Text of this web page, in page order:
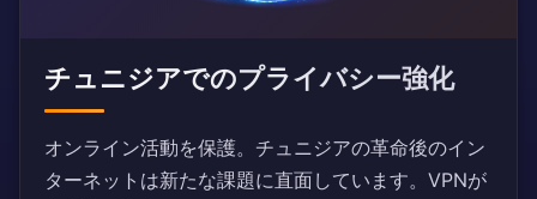
チュニジアでのプライバシー強化
オンライン活動を保護。チュニジアの革命後のイン
ターネットは新たな課題に直面しています。VPNが